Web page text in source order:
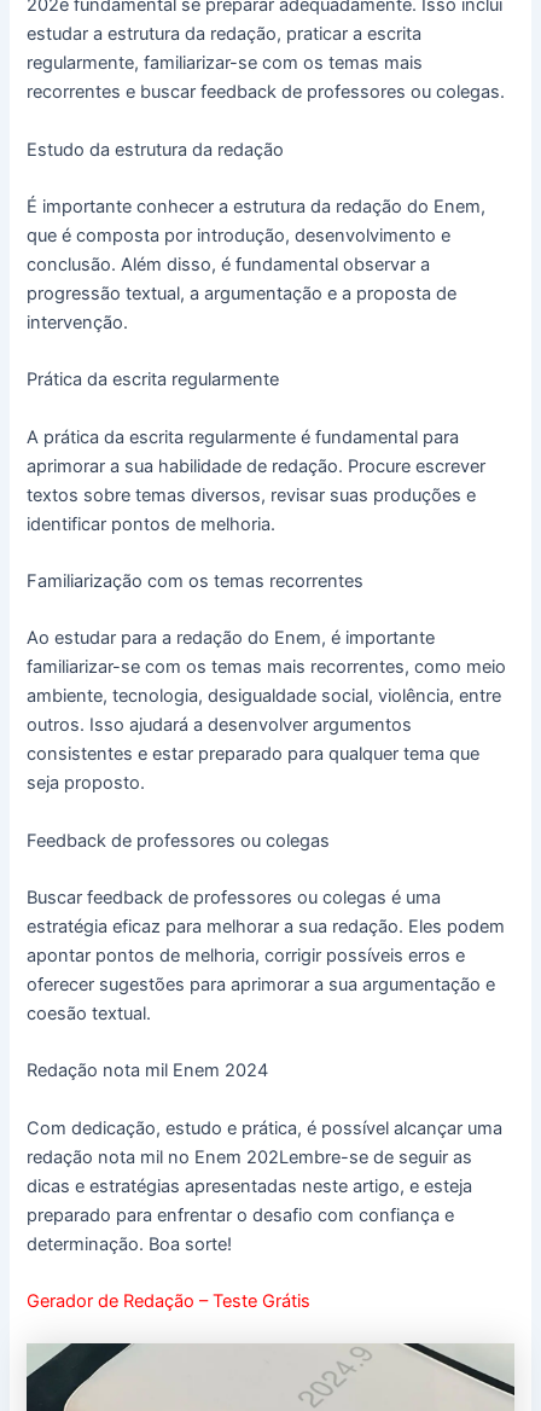
202é fundamental se preparar adequadamente. Isso inclui
estudar a estrutura da redação, praticar a escrita
regularmente, familiarizar-se com os temas mais
recorrentes e buscar feedback de professores ou colegas.
Estudo da estrutura da redação
É importante conhecer a estrutura da redação do Enem,
que é composta por introdução, desenvolvimento e
conclusão. Além disso, é fundamental observar a
progressão textual, a argumentação e a proposta de
intervenção.
Prática da escrita regularmente
A prática da escrita regularmente é fundamental para
aprimorar a sua habilidade de redação. Procure escrever
textos sobre temas diversos, revisar suas produções e
identificar pontos de melhoria.
Familiarização com os temas recorrentes
Ao estudar para a redação do Enem, é importante
familiarizar-se com os temas mais recorrentes, como meio
ambiente, tecnologia, desigualdade social, violência, entre
outros. Isso ajudará a desenvolver argumentos
consistentes e estar preparado para qualquer tema que
seja proposto.
Feedback de professores ou colegas
Buscar feedback de professores ou colegas é uma
estratégia eficaz para melhorar a sua redação. Eles podem
apontar pontos de melhoria, corrigir possíveis erros e
oferecer sugestões para aprimorar a sua argumentação e
coesão textual.
Redação nota mil Enem 2024
Com dedicação, estudo e prática, é possível alcançar uma
redação nota mil no Enem 202Lembre-se de seguir as
dicas e estratégias apresentadas neste artigo, e esteja
preparado para enfrentar o desafio com confiança e
determinação. Boa sorte!
Gerador de Redação – Teste Grátis